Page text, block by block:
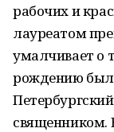
рабочих и
лауреатом
умалчивает о
рождению был
священником.